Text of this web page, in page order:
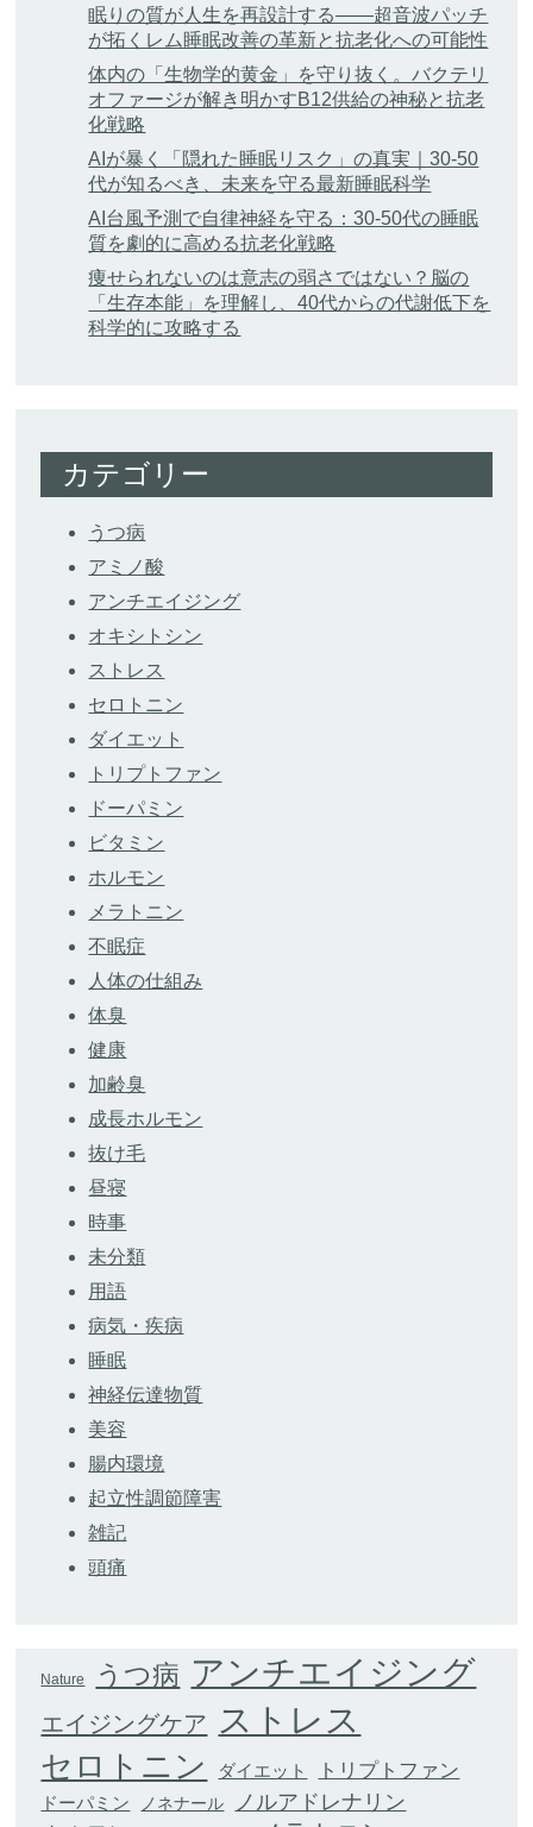
眠りの質が人生を再設計する——超音波パッチ
が拓くレム睡眠改善の革新と抗老化への可能性
体内の「生物学的黄金」を守り抜く。バクテリ
オファージが解き明かすB12供給の神秘と抗老
化戦略
AIが暴く「隠れた睡眠リスク」の真実｜30-50
代が知るべき、未来を守る最新睡眠科学
AI台風予測で自律神経を守る：30-50代の睡眠
質を劇的に高める抗老化戦略
痩せられないのは意志の弱さではない？脳の
「生存本能」を理解し、40代からの代謝低下を
科学的に攻略する
カテゴリー
うつ病
アミノ酸
アンチエイジング
オキシトシン
ストレス
セロトニン
ダイエット
トリプトファン
ドーパミン
ビタミン
ホルモン
メラトニン
不眠症
人体の仕組み
体臭
健康
加齢臭
成長ホルモン
抜け毛
昼寝
時事
未分類
用語
病気・疾病
睡眠
神経伝達物質
美容
腸内環境
起立性調節障害
雑記
頭痛
Nature うつ病 アンチエイジング
エイジングケア ストレス
セロトニン ダイエット トリプトファン
ドーパミン ノネナール ノルアドレナリン